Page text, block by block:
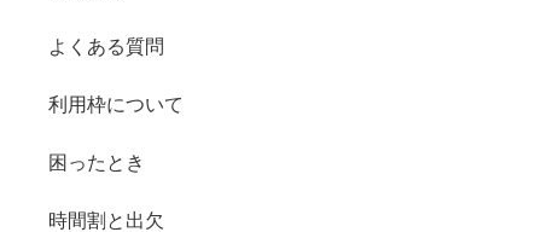
よくある質問
利用枠について
困ったとき
時間割と出欠